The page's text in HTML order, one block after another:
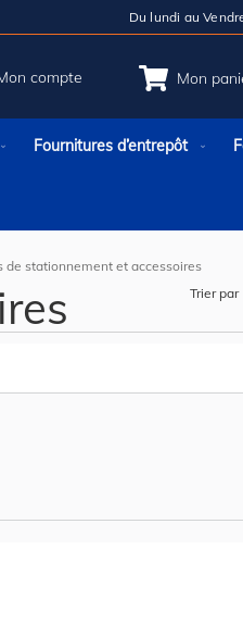
Du lundi au
Mon
compte
Fournitures d’entrepôt
de stationnement et accessoires
Trier par